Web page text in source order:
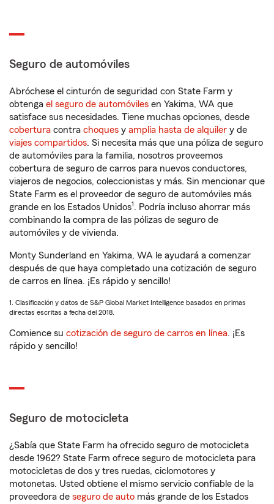
Seguro de automóviles
Abróchese el cinturón de seguridad con State Farm y
obtenga el seguro de automóviles en Yakima, WA que
satisface sus necesidades. Tiene muchas opciones, desde
cobertura contra choques y amplia hasta de alquiler y de
viajes compartidos. Si necesita más que una póliza de seguro
de automóviles para la familia, nosotros proveemos
cobertura de seguro de carros para nuevos conductores,
viajeros de negocios, coleccionistas y más. Sin mencionar que
State Farm es el proveedor de seguro de automóviles más
grande en los Estados Unidos1. Podría incluso ahorrar más
combinando la compra de las pólizas de seguro de
automóviles y de vivienda.
Monty Sunderland en Yakima, WA le ayudará a comenzar
después de que haya completado una cotización de seguro
de carros en línea. ¡Es rápido y sencillo!
1. Clasificación y datos de S&P Global Market Intelligence basados en primas
directas escritas a fecha del 2018.
Comience su cotización de seguro de carros en línea. ¡Es
rápido y sencillo!
Seguro de motocicleta
¿Sabía que State Farm ha ofrecido seguro de motocicleta
desde 1962? State Farm ofrece seguro de motocicleta para
motocicletas de dos y tres ruedas, ciclomotores y
motonetas. Usted obtiene el mismo servicio confiable de la
proveedora de seguro de auto más grande de los Estados